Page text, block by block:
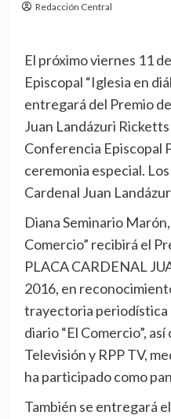
Redacción Central
El próximo viernes 11
Episcopal “Iglesia en
entregará del Premio
Juan Landázuri Ricketts
Conferencia Episcopal
ceremonia especial.
Cardenal Juan
Diana Seminario
Comercio” recibirá el
PLACA CARDENAL
2016, en
trayectoria periodística
diario “El Comercio”,
Televisión y RPP TV,
ha participado como
También se entregará